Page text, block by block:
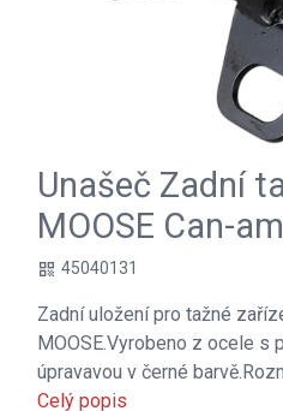
Unašeč Zadní
MOOSE Can-am
qr_code 45040131
Zadní uložení pro tažné
MOOSE.Vyrobeno z ocele s
úpravavou v černé
Celý popis